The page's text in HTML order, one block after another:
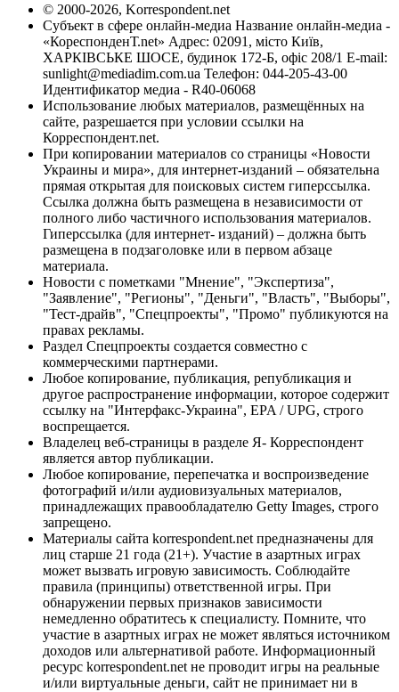
© 2000-2026, Korrespondent.net
Субъект в сфере онлайн-медиа Название онлайн-медиа -
«КореспонденТ.net» Адрес: 02091, місто Київ,
ХАРКІВСЬКЕ ШОСЕ, будинок 172-Б, офіс 208/1 E-mail:
sunlight@mediadim.com.ua Телефон: 044-205-43-00
Идентификатор медиа - R40-06068
Использование любых материалов, размещённых на
сайте, разрешается при условии ссылки на
Корреспондент.net.
При копировании материалов со страницы «Новости
Украины и мира», для интернет-изданий – обязательна
прямая открытая для поисковых систем гиперссылка.
Ссылка должна быть размещена в независимости от
полного либо частичного использования материалов.
Гиперссылка (для интернет- изданий) – должна быть
размещена в подзаголовке или в первом абзаце
материала.
Новости с пометками "Мнение", "Экспертиза",
"Заявление", "Регионы", "Деньги", "Власть", "Выборы",
"Тест-драйв", "Спецпроекты", "Промо" публикуются на
правах рекламы.
Раздел Спецпроекты создается совместно с
коммерческими партнерами.
Любое копирование, публикация, републикация и
другое распространение информации, которое содержит
ссылку на "Интерфакс-Украина", EPA / UPG, строго
воспрещается.
Владелец веб-страницы в разделе Я- Корреспондент
является автор публикации.
Любое копирование, перепечатка и воспроизведение
фотографий и/или аудиовизуальных материалов,
принадлежащих правообладателю Getty Images, строго
запрещено.
Материалы сайта korrespondent.net предназначены для
лиц старше 21 года (21+). Участие в азартных играх
может вызвать игровую зависимость. Соблюдайте
правила (принципы) ответственной игры. При
обнаружении первых признаков зависимости
немедленно обратитесь к специалисту. Помните, что
участие в азартных играх не может являться источником
доходов или альтернативой работе. Информационный
ресурс korrespondent.net не проводит игры на реальные
и/или виртуальные деньги, сайт не принимает ни в